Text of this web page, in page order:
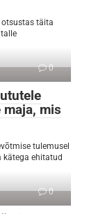
otsustas täita
0
mis
tulemusel
kätega ehitatud
0